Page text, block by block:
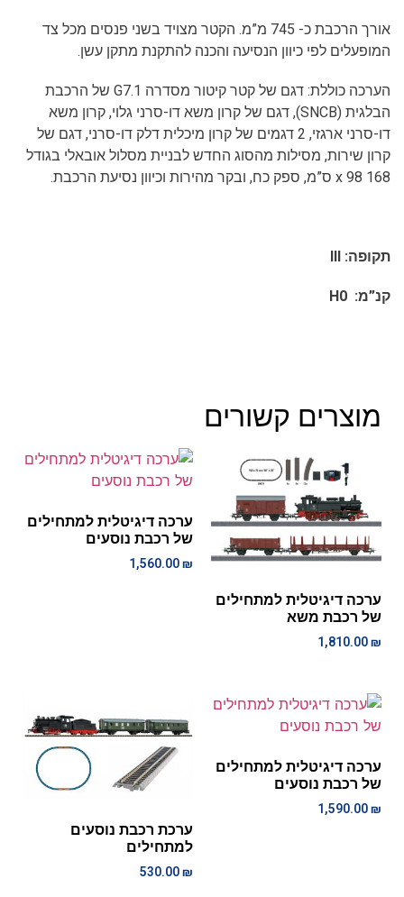
אורך הרכבת כ- 745 מ”מ. הקטר מצויד בשני פנסים מכל צד
המופעלים לפי כיוון הנסיעה והכנה להתקנת מתקן עשן.
הערכה כוללת: דגם של קטר קיטור מסדרה G7.1 של הרכבת
הבלגית (SNCB), דגם של קרון משא דו-סרני גלוי, קרון משא
דו-סרני ארגזי, 2 דגמים של קרון מיכלית דלק דו-סרני, דגם של
קרון שירות, מסילות מהסוג החדש לבניית מסלול אובאלי בגודל
168 x 98 ס”מ, ספק כח, ובקר מהירות וכיוון נסיעת הרכבת.
תקופה:
קנ”מ: H0
מוצרים קשורים
ערכה דיגיטלית למתחילים
של רכבת משא
1,810.00₪
ערכה דיגיטלית למתחילים
של רכבת נוסעים
1,560.00₪
ערכה דיגיטלית למתחילים
של רכבת נוסעים
1,590.00₪
ערכת רכבת נוסעים
למתחילים
530.00₪